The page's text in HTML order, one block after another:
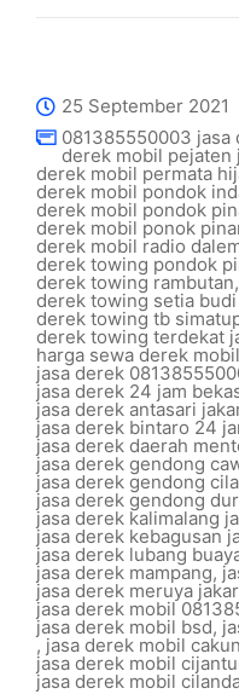
25 September 2021
081385550003 jasa
derek mobil pejaten
derek mobil permata
derek mobil pondok
derek mobil pondok
derek mobil ponok
derek mobil radio
derek towing pondok
derek towing rambutan,
derek towing setia
derek towing tb
derek towing terdekat
harga sewa derek mobil
jasa derek
jasa derek 24 jam
jasa derek antasari
jasa derek bintaro 24
jasa derek daerah
jasa derek gendong
jasa derek gendong
jasa derek gendong
jasa derek kalimalang
jasa derek kebagusan
jasa derek lubang
jasa derek mampang,
jasa derek meruya
jasa derek mobil
jasa derek mobil bsd,
, jasa derek mobil
jasa derek mobil
jasa derek mobil